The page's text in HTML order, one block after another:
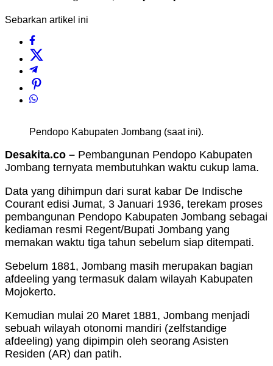
Sebarkan artikel ini
Pendopo Kabupaten Jombang (saat ini).
Desakita.co – Pembangunan Pendopo Kabupaten
Jombang ternyata membutuhkan waktu cukup lama.
Data yang dihimpun dari surat kabar De Indische
Courant edisi Jumat, 3 Januari 1936, terekam proses
pembangunan Pendopo Kabupaten Jombang sebagai
kediaman resmi Regent/Bupati Jombang yang
memakan waktu tiga tahun sebelum siap ditempati.
Sebelum 1881, Jombang masih merupakan bagian
afdeeling yang termasuk dalam wilayah Kabupaten
Mojokerto.
Kemudian mulai 20 Maret 1881, Jombang menjadi
sebuah wilayah otonomi mandiri (zelfstandige
afdeeling) yang dipimpin oleh seorang Asisten
Residen (AR) dan patih.